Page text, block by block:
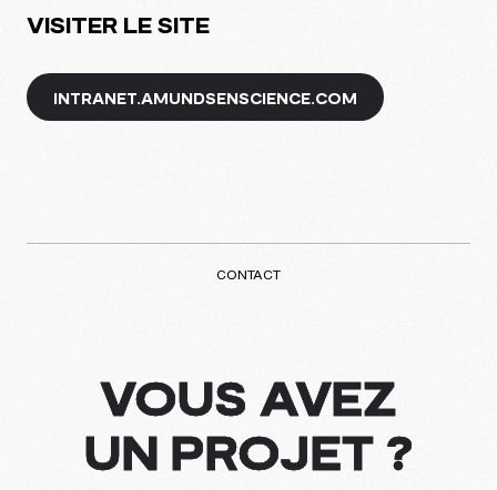
VISITER LE SITE
INTRANET.AMUNDSENSCIENCE.COM
CONTACT
VOUS AVEZ
UN PROJET ?